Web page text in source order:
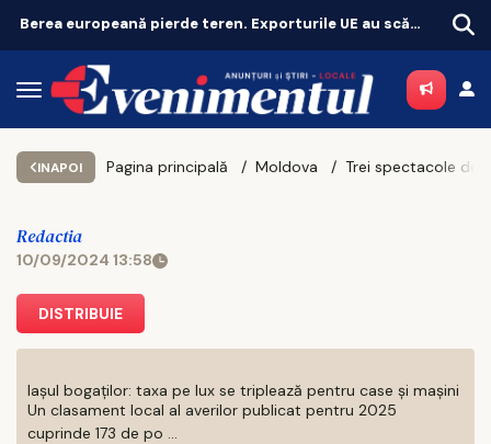
Berea europeană pierde teren. Exporturile UE au scăzut cu 11%
INAPOI Pagina principală Moldova
Redactia
10/09/2024 13:58
DISTRIBUIE
Iașul bogaților: taxa pe lux se triplează pentru case și mașini
Un clasament local al averilor publicat pentru 2025
cuprinde 173 de po ...